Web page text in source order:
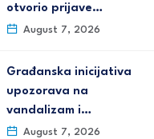
otvorio prijave…
August 7, 2026
Građanska inicijativa
upozorava na
vandalizam i…
August 7, 2026